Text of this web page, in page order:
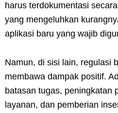
harus terdokumentasi
yang mengeluhkan
aplikasi baru yang wajib
Namun, di sisi lain, regulasi
membawa dampak positif.
batasan tugas, peningkatan
layanan, dan pemberian